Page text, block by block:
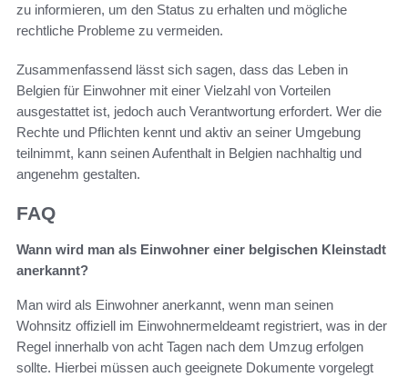
zu informieren, um den Status zu erhalten und mögliche
rechtliche Probleme zu vermeiden.
Zusammenfassend lässt sich sagen, dass das Leben in
Belgien für Einwohner mit einer Vielzahl von Vorteilen
ausgestattet ist, jedoch auch Verantwortung erfordert. Wer die
Rechte und Pflichten kennt und aktiv an seiner Umgebung
teilnimmt, kann seinen Aufenthalt in Belgien nachhaltig und
angenehm gestalten.
FAQ
Wann wird man als Einwohner einer belgischen Kleinstadt
anerkannt?
Man wird als Einwohner anerkannt, wenn man seinen
Wohnsitz offiziell im Einwohnermeldeamt registriert, was in der
Regel innerhalb von acht Tagen nach dem Umzug erfolgen
sollte. Hierbei müssen auch geeignete Dokumente vorgelegt